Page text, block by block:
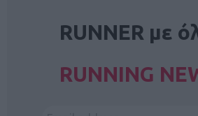
RUNNER με
RUNNING